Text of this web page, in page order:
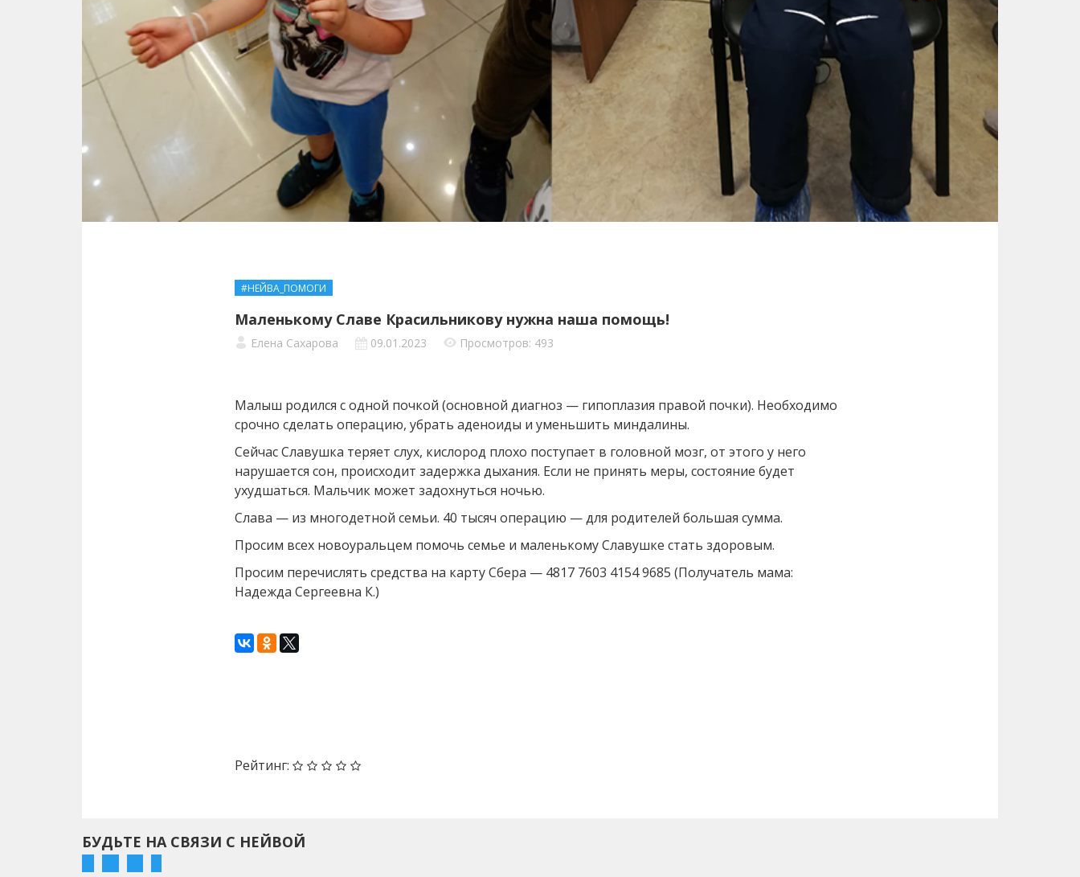
#НЕЙВА_ПОМОГИ
Маленькому Славе Красильникову нужна наша помощь!
Елена Сахарова 09.01.2023 Просмотров: 493
Малыш родился с одной почкой (основной диагноз — гипоплазия правой почки). Необходимо
срочно сделать операцию, убрать аденоиды и уменьшить миндалины.
Сейчас Славушка теряет слух, кислород плохо поступает в головной мозг, от этого у него
нарушается сон, происходит задержка дыхания. Если не принять меры, состояние будет
ухудшаться. Мальчик может задохнуться ночью.
Слава — из многодетной семьи. 40 тысяч операцию — для родителей большая сумма.
Просим всех новоуральцем помочь семье и маленькому Славушке стать здоровым.
Просим перечислять средства на карту Сбера — 4817 7603 4154 9685 (Получатель мама:
Надежда Сергеевна К.)
Рейтинг:
БУДЬТЕ НА СВЯЗИ С НЕЙВОЙ